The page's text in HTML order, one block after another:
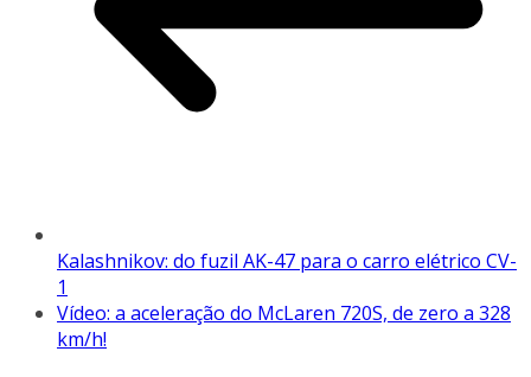
Kalashnikov: do fuzil AK-47 para o carro elétrico CV-
1
Vídeo: a aceleração do McLaren 720S, de zero a 328
km/h!